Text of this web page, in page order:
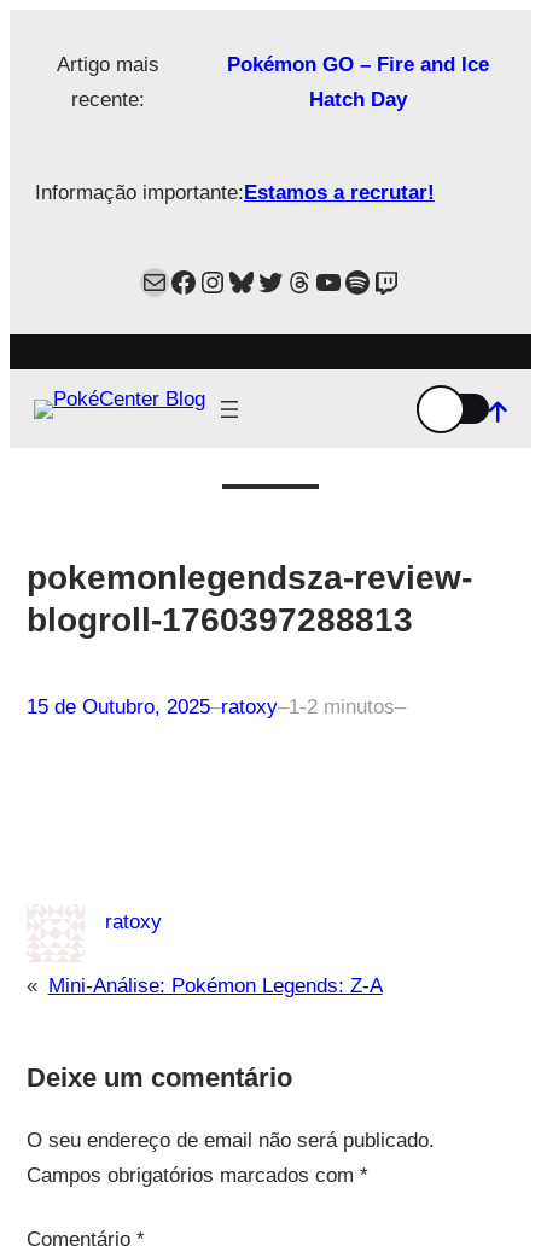
Artigo mais
recente:
Pokémon GO – Fire and Ice
Hatch Day
Informação importante:Estamos a recrutar!
MailFacebook
Instagram
Bluesky
Twitter
Estamos no Threads!
YouTube
Spotify
Twitch
pokemonlegendsza-review-
blogroll-1760397288813
15 de Outubro, 2025–ratoxy–1-2 minutos–
ratoxy
« Mini-Análise: Pokémon Legends: Z-A
Deixe um comentário
O seu endereço de email não será publicado.
Campos obrigatórios marcados com *
Comentário *